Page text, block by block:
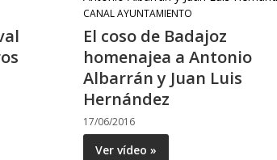
CANAL AYUNTAMIENTO
El coso de Badajoz
homenajea a Antonio
Albarrán y Juan Luis
Hernández
17/06/2016
Ver vídeo »